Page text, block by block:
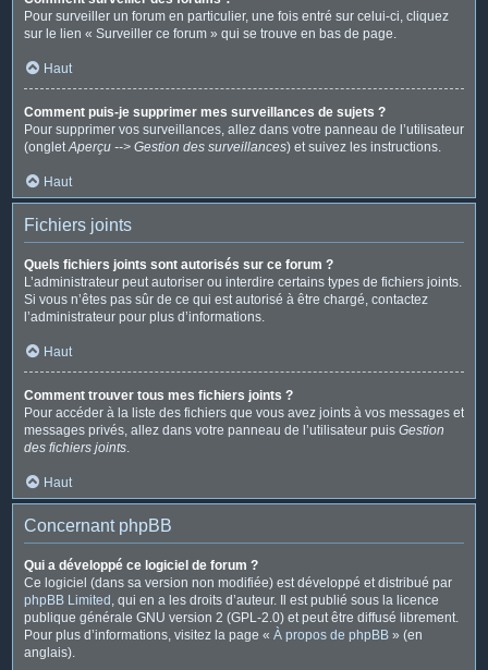
Pour surveiller un forum en particulier, une fois entré sur celui-ci, cliquez
sur le lien « Surveiller ce forum » qui se trouve en bas de page.
Haut
Comment puis-je supprimer mes surveillances de sujets ?
Pour supprimer vos surveillances, allez dans votre panneau de l’utilisateur
(ongletAperçu --> Gestion des surveillances) et suivez les instructions.
Haut
Fichiers joints
Quels fichiers joints sont autorisés sur ce forum ?
L’administrateur peut autoriser ou interdire certains types de fichiers joints.
Si vous n’êtes pas sûr de ce qui est autorisé à être chargé, contactez
l’administrateur pour plus d’informations.
Haut
Comment trouver tous mes fichiers joints ?
Pour accéder à la liste des fichiers que vous avez joints à vos messages et
messages privés, allez dans votre panneau de l’utilisateur puis Gestion
des fichiers joints.
Haut
Concernant phpBB
Qui a développé ce logiciel de forum ?
Ce logiciel (dans sa version non modifiée) est développé et distribué par
phpBB Limited , qui en a les droits d’auteur. Il est publié sous la licence
publique générale GNU version 2 (GPL-2.0) et peut être diffusé librement.
Pour plus d’informations, visitez la page « À propos de phpBB » (en
anglais).